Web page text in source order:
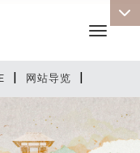
| 网站导览 |
Toggle